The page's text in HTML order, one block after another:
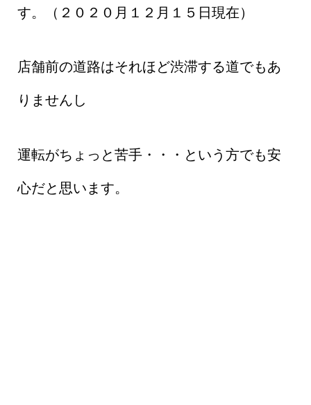
す。（２０２０月１２月１５日現在）
店舗前の道路はそれほど渋滞する道でもあ
りませんし
運転がちょっと苦手・・・という方でも安
心だと思います。